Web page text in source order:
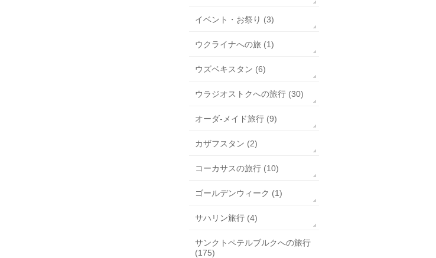
イベント・お祭り (3)
ウクライナへの旅 (1)
ウズベキスタン (6)
ウラジオストクへの旅行 (30)
オーダ-メイド旅行 (9)
カザフスタン (2)
コーカサスの旅行 (10)
ゴールデンウィーク (1)
サハリン旅行 (4)
サンクトペテルブルクへの旅行
(175)